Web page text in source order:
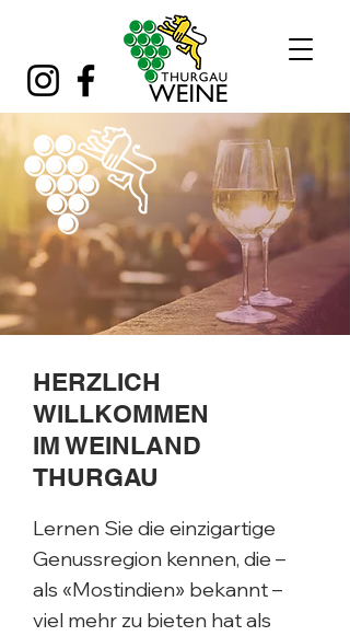
HERZLICH
WILLKOMMEN
IM WEINLAND
THURGAU
Lernen Sie die einzigartige
Genussregion kennen, die –
als «Mostindien» bekannt –
viel mehr zu bieten hat als